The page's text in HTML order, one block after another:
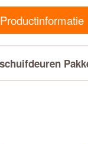
Productinformatie